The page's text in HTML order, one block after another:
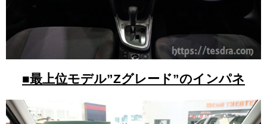
■最上位モデル”Zグレード”のインパネ